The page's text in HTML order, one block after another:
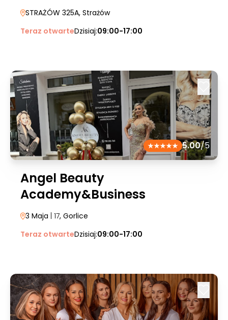
STRAŻÓW 325A, Strażów
Teraz otwarteDzisiaj:09:00-17:00
5.00/5
Angel Beauty
Academy&Business
3 Maja | 17, Gorlice
Teraz otwarteDzisiaj:09:00-17:00